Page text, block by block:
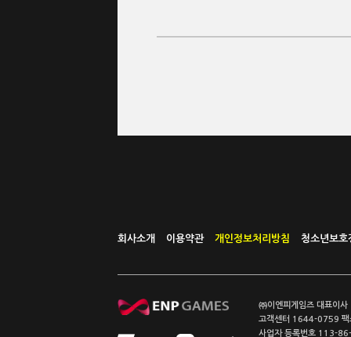
회사소개 이용약관 개인정보처리방침 청소년보호
㈜이엔피게임즈 대표이
고객센터 1644-0759
사업자 등록번호 113-